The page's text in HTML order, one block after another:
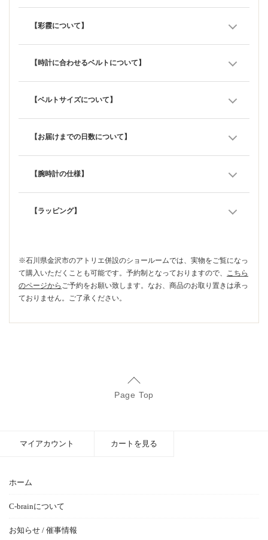
【彩霞について】
【時計に合わせるベルトについて】
【ベルトサイズについて】
【お届けまでの日数について】
【腕時計の仕様】
【ラッピング】
※石川県金沢市のアトリエ併設のショールームでは、実物をご覧になっ
て購入いただくことも可能です。予約制となっておりますので、 こちら
のページから ご予約をお願い致します。なお、商品のお取り置きは承っ
ておりません。ご了承ください。
Page Top
ホーム
C-brainについて
お知らせ / 催事情報
マイアカウント カートを見る